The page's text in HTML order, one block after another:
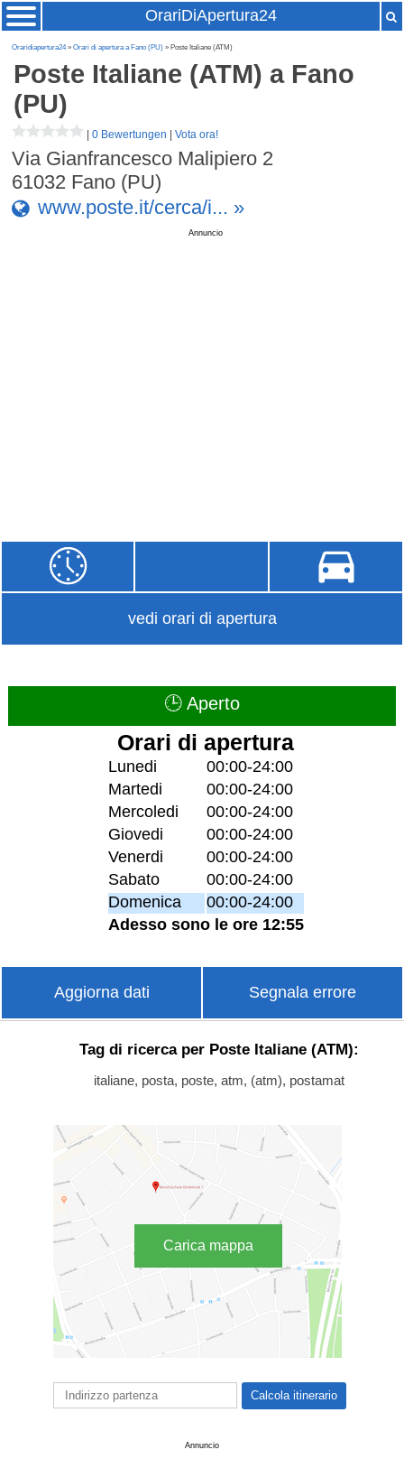
OrariDiApertura24
Oraridiapertura24»Orari di apertura a Fano (PU) » Poste Italiane (ATM)
Poste Italiane (ATM) a Fano
(PU)
|0 Bewertungen |Vota ora!
Via Gianfrancesco Malipiero 2
61032 Fano (PU)
www.poste.it/cerca/i... »
Annuncio
vedi orari di apertura
🕒 Aperto
Orari di apertura
Lunedi
00:00-24:00
Martedi
00:00-24:00
Mercoledi
00:00-24:00
Giovedi
00:00-24:00
Venerdi
00:00-24:00
Sabato
00:00-24:00
Domenica
00:00-24:00
Adesso sono le ore 12:55
Aggiorna dati Segnala errore
Tag di ricerca per Poste Italiane (ATM):
italiane, posta, poste, atm, (atm), postamat
Carica mappa
Annuncio